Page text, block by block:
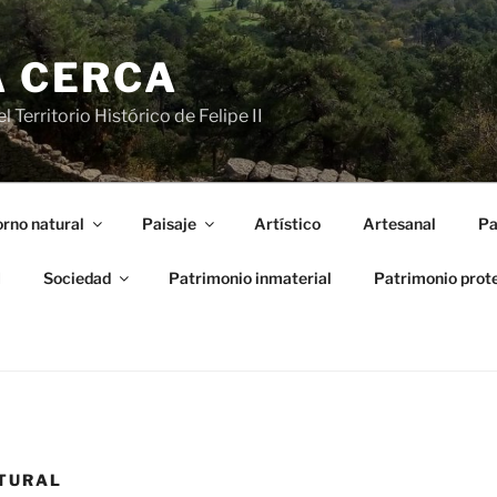
CERCA
Territorio Histórico de Felipe II
natural Paisaje Artístico Artesanal
Sociedad Patrimonio inmaterial Patrimonio